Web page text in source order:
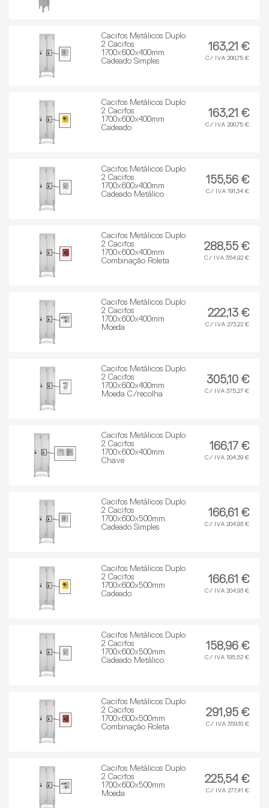
Cacifos Metálicos Duplo
2 Cacifos
1700x600x400mm
Cadeado Simples
163,21 €
C/ IVA 200,75 €
Cacifos Metálicos Duplo
2 Cacifos
1700x600x400mm
Cadeado
163,21 €
C/ IVA 200,75 €
Cacifos Metálicos Duplo
2 Cacifos
1700x600x400mm
Cadeado Metálico
155,56 €
C/ IVA 191,34 €
Cacifos Metálicos Duplo
2 Cacifos
1700x600x400mm
Combinação Roleta
288,55 €
C/ IVA 354,92 €
Cacifos Metálicos Duplo
2 Cacifos
1700x600x400mm
Moeda
222,13 €
C/ IVA 273,22 €
Cacifos Metálicos Duplo
2 Cacifos
1700x600x400mm
Moeda C/recolha
305,10 €
C/ IVA 375,27 €
Cacifos Metálicos Duplo
2 Cacifos
1700x600x400mm
Chave
166,17 €
C/ IVA 204,39 €
Cacifos Metálicos Duplo
2 Cacifos
1700x600x500mm
Cadeado Simples
166,61 €
C/ IVA 204,93 €
Cacifos Metálicos Duplo
2 Cacifos
1700x600x500mm
Cadeado
166,61 €
C/ IVA 204,93 €
Cacifos Metálicos Duplo
2 Cacifos
1700x600x500mm
Cadeado Metálico
158,96 €
C/ IVA 195,52 €
Cacifos Metálicos Duplo
2 Cacifos
1700x600x500mm
Combinação Roleta
291,95 €
C/ IVA 359,10 €
Cacifos Metálicos Duplo
2 Cacifos
1700x600x500mm
Moeda
225,54 €
C/ IVA 277,41 €